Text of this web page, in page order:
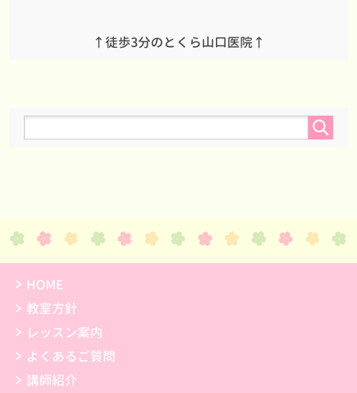
↑徒歩3分のとくら山口医院↑
HOME
教室方針
レッスン案内
よくあるご質問
講師紹介